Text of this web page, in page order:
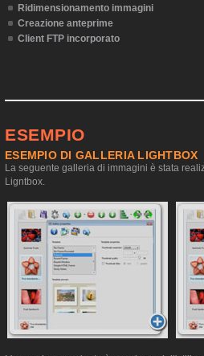
Ridimensionamento immagini
Creazione anteprime
Client FTP incorporato
ESEMPIO
ESEMPIO DI GALLERIA LIGHTBOX
La seguente galleria di immagini è stata
Ligntbox.